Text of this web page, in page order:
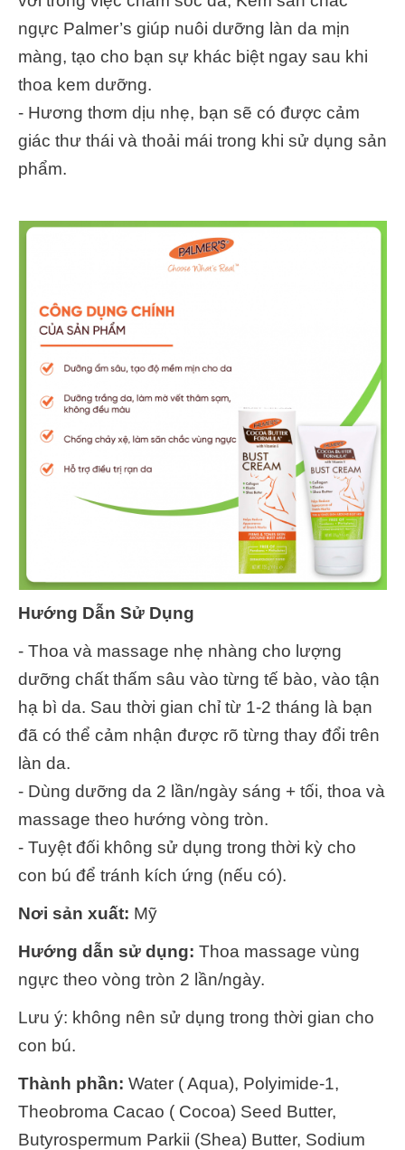
ngực Palmer’s giúp nuôi dưỡng làn da mịn
màng, tạo cho bạn sự khác biệt ngay sau khi
thoa kem dưỡng.
- Hương thơm dịu nhẹ, bạn sẽ có được cảm
giác thư thái và thoải mái trong khi sử dụng sản
phẩm.
Hướng Dẫn Sử Dụng
- Thoa và massage nhẹ nhàng cho lượng
dưỡng chất thấm sâu vào từng tế bào, vào tận
hạ bì da. Sau thời gian chỉ từ 1-2 tháng là bạn
đã có thể cảm nhận được rõ từng thay đổi trên
làn da.
- Dùng dưỡng da 2 lần/ngày sáng + tối, thoa và
massage theo hướng vòng tròn.
- Tuyệt đối không sử dụng trong thời kỳ cho
con bú để tránh kích ứng (nếu có).
Nơi sản xuất: Mỹ
Hướng dẫn sử dụng: Thoa massage vùng
ngực theo vòng tròn 2 lần/ngày.
Lưu ý: không nên sử dụng trong thời gian cho
con bú.
Thành phần: Water ( Aqua), Polyimide-1,
Theobroma Cacao ( Cocoa) Seed Butter,
Butyrospermum Parkii (Shea) Butter, Sodium